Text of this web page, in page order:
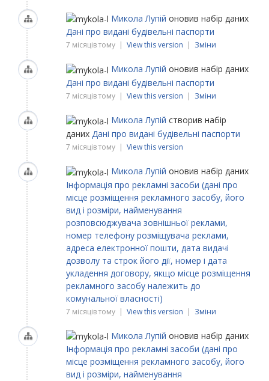
Микола Лупій оновив набір даних
Дані про видані будівельні паспорти
7 місяців тому | View this version Зміни
Микола Лупій оновив набір даних
Дані про видані будівельні паспорти
7 місяців тому | View this version | Зміни
Микола Лупій створив набір
даних Дані про видані будівельні паспорти
7 місяців тому | View this version
Микола Лупій оновив набір даних
Інформація про рекламні засоби (дані про
місце розміщення рекламного засобу, його
вид і розміри, найменування
розповсюджувача зовнішньої реклами,
номер телефону розміщувача реклами,
адреса електронної пошти, дата видачі
дозволу та строк його дії, номер і дата
укладення договору, якщо місце розміщення
рекламного засобу належить до
комунальної власності)
7 місяців тому | View this version | Зміни
Микола Лупій оновив набір даних
Інформація про рекламні засоби (дані про
місце розміщення рекламного засобу, його
вид і розміри, найменування